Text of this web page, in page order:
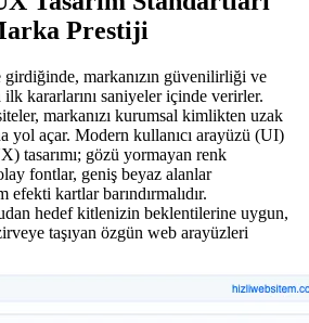
Prestiji
girdiğinde, markanızın güvenilirliği ve
kararlarını saniyeler içinde verirler.
markanızı kurumsal kimlikten uzak
yol açar. Modern kullanıcı arayüzü (UI)
tasarımı; gözü yormayan renk
fontlar, geniş beyaz alanlar
kartlar barındırmalıdır.
hedef kitlenizin beklentilerine uygun,
taşıyan özgün web arayüzleri